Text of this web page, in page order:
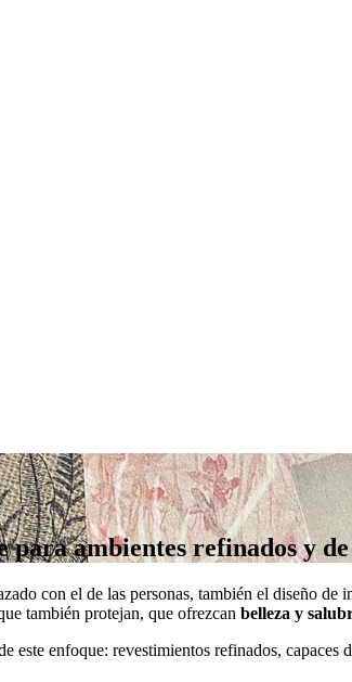
para ambientes refinados y
con el de las personas, también el diseño de
también protejan, que ofrezcan belleza y
este enfoque: revestimientos refinados,